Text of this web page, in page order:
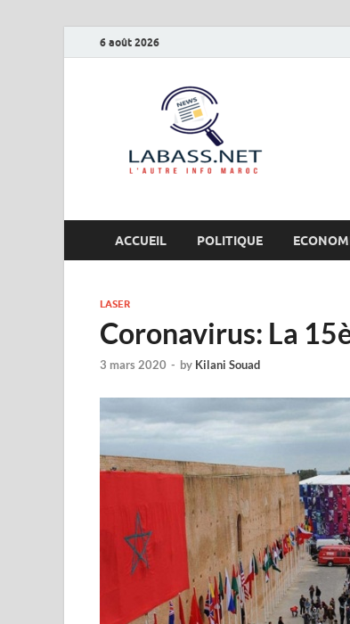
6 août 2026
ACCUEIL POLITIQUE
LASER
Coronavirus: La
3 mars 2020 - by Kilani Souad